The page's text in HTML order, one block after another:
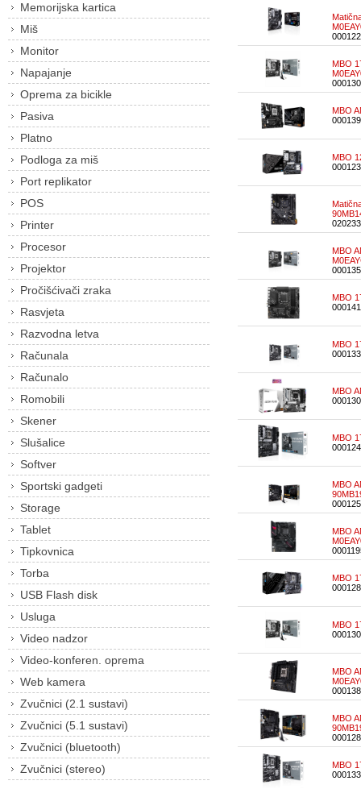
Memorijska kartica
Miš
Monitor
Napajanje
Oprema za bicikle
Pasiva
Platno
Podloga za miš
Port replikator
POS
Printer
Procesor
Projektor
Pročišćivači zraka
Rasvjeta
Razvodna letva
Računala
Računalo
Romobili
Skener
Slušalice
Softver
Sportski gadgeti
Storage
Tablet
Tipkovnica
Torba
USB Flash disk
Usluga
Video nadzor
Video-konferen. oprema
Web kamera
Zvučnici (2.1 sustavi)
Zvučnici (5.1 sustavi)
Zvučnici (bluetooth)
Zvučnici (stereo)
MBO
MBO
MBO
MBO
MBO
MBO
MBO
MBO
MBO
MBO
MBO
MBO
MBO
MBO
MBO